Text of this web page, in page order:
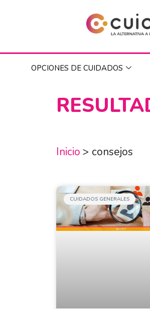
OPCIONES DE CUIDADOS
Inicio > consejos
CUIDADOS GENERALES